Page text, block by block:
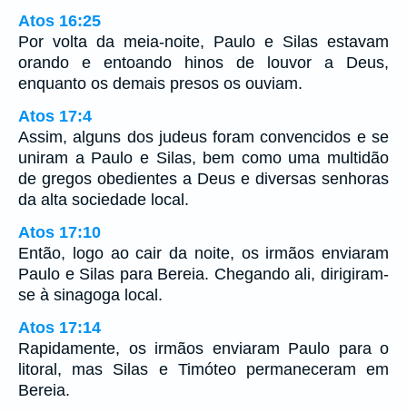
Atos 16:25
Por volta da meia-noite, Paulo e Silas estavam
orando e entoando hinos de louvor a Deus,
enquanto os demais presos os ouviam.
Atos 17:4
Assim, alguns dos judeus foram convencidos e se
uniram a Paulo e Silas, bem como uma multidão
de gregos obedientes a Deus e diversas senhoras
da alta sociedade local.
Atos 17:10
Então, logo ao cair da noite, os irmãos enviaram
Paulo e Silas para Bereia. Chegando ali, dirigiram-
se à sinagoga local.
Atos 17:14
Rapidamente, os irmãos enviaram Paulo para o
litoral, mas Silas e Timóteo permaneceram em
Bereia.